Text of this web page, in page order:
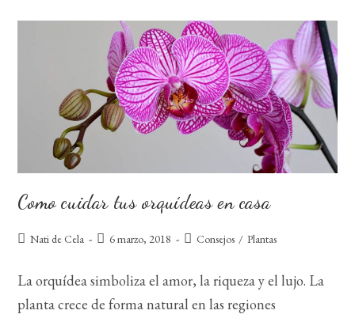
Como cuidar tus orquídeas en casa
Autor
entrada:
Nati de Cela
Publicación
entrada:
6 marzo, 2018
Categoría
entrada:
Consejos / Plantas
La orquídea simboliza el amor, la riqueza y el lujo. La
planta crece de forma natural en las regiones